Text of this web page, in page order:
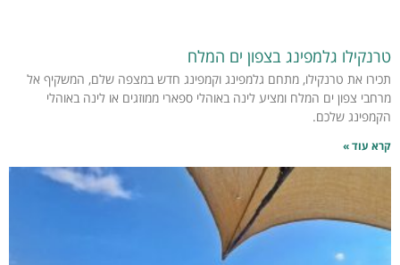
טרנקילו גלמפינג בצפון ים המלח
תכירו את טרנקילו, מתחם גלמפינג וקמפינג חדש במצפה שלם, המשקיף אל
מרחבי צפון ים המלח ומציע לינה באוהלי ספארי ממוזגים או לינה באוהלי
הקמפינג שלכם.
קרא עוד »